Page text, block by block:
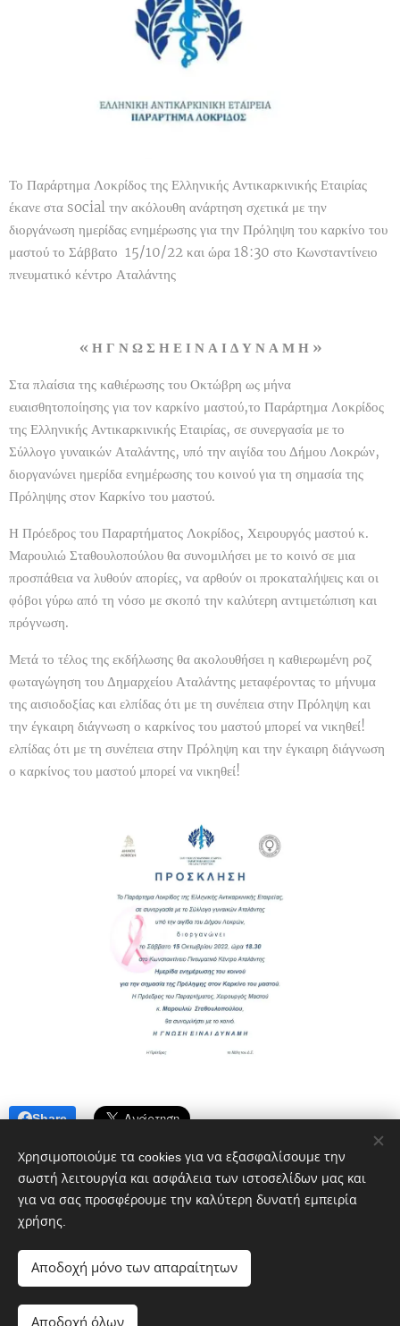
Το Παράρτημα Λοκρίδος της Ελληνικής Αντικαρκινικής Εταιρίας
έκανε στα social την ακόλουθη ανάρτηση σχετικά με την
διοργάνωση ημερίδας ενημέρωσης για την Πρόληψη του καρκίνο του
μαστού το Σάββατο 15/10/22 και ώρα 18:30 στο Κωνσταντίνειο
πνευματικό κέντρο Αταλάντης
« Η Γ Ν Ω Σ Η Ε Ι Ν Α Ι Δ Υ Ν Α Μ Η »
Στα πλαίσια της καθιέρωσης του Οκτώβρη ως μήνα
ευαισθητοποίησης για τον καρκίνο μαστού,το Παράρτημα Λοκρίδος
της Ελληνικής Αντικαρκινικής Εταιρίας, σε συνεργασία με το
Σύλλογο γυναικών Αταλάντης, υπό την αιγίδα του Δήμου Λοκρών,
διοργανώνει ημερίδα ενημέρωσης του κοινού για τη σημασία της
Πρόληψης στον Καρκίνο του μαστού.
Η Πρόεδρος του Παραρτήματος Λοκρίδος, Χειρουργός μαστού κ.
Μαρουλιώ Σταθουλοπούλου θα συνομιλήσει με το κοινό σε μια
προσπάθεια να λυθούν απορίες, να αρθούν οι προκαταλήψεις και οι
φόβοι γύρω από τη νόσο με σκοπό την καλύτερη αντιμετώπιση και
πρόγνωση.
Μετά το τέλος της εκδήλωσης θα ακολουθήσει η καθιερωμένη ροζ
φωταγώγηση του Δημαρχείου Αταλάντης μεταφέροντας το μήνυμα
της αισιοδοξίας και ελπίδας ότι με τη συνέπεια στην Πρόληψη και
την έγκαιρη διάγνωση ο καρκίνος του μαστού μπορεί να νικηθεί!
ελπίδας ότι με τη συνέπεια στην Πρόληψη και την έγκαιρη διάγνωση
ο καρκίνος του μαστού μπορεί να νικηθεί!
Share
google.com, pub-1496968882359615, DIRECT,
Χρησιμοποιούμε τα cookies για να εξασφαλίσουμε την
σωστή λειτουργία και ασφάλεια των ιστοσελίδων μας και
για να σας προσφέρουμε την καλύτερη δυνατή εμπειρία
χρήσης.
Αποδοχή μόνο των απαραίτητων
Αποδοχή όλων